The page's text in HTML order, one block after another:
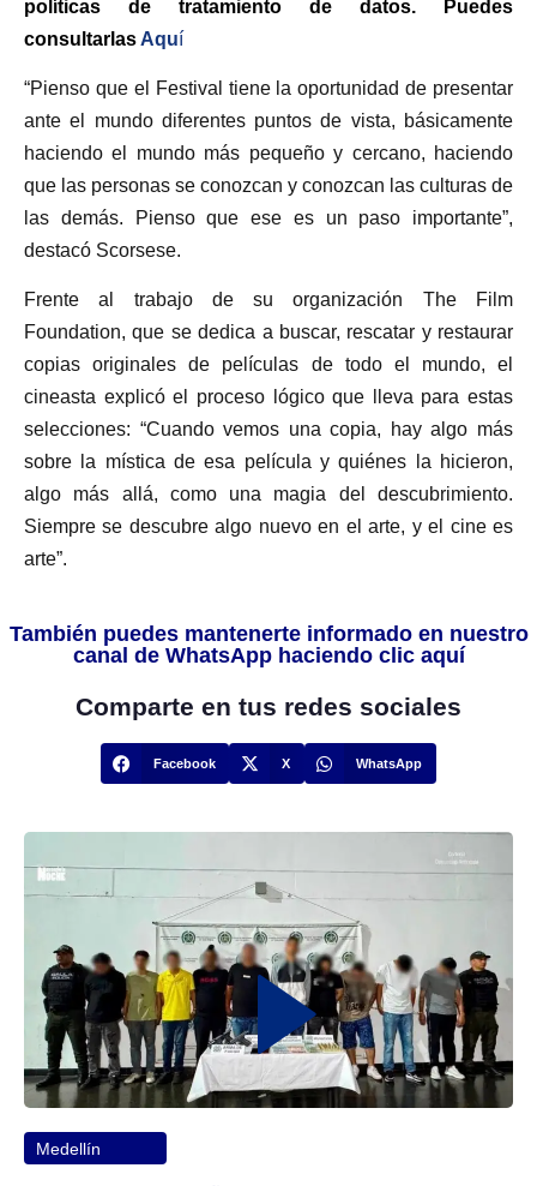
políticas de tratamiento de datos. Puedes
consultarlas Aquí
“Pienso que el Festival tiene la oportunidad de presentar
ante el mundo diferentes puntos de vista, básicamente
haciendo el mundo más pequeño y cercano, haciendo
que las personas se conozcan y conozcan las culturas de
las demás. Pienso que ese es un paso importante”,
destacó Scorsese.
Frente al trabajo de su organización The Film
Foundation, que se dedica a buscar, rescatar y restaurar
copias originales de películas de todo el mundo, el
cineasta explicó el proceso lógico que lleva para estas
selecciones: “Cuando vemos una copia, hay algo más
sobre la mística de esa película y quiénes la hicieron,
algo más allá, como una magia del descubrimiento.
Siempre se descubre algo nuevo en el arte, y el cine es
arte”.
También puedes mantenerte informado en nuestro
canal de WhatsApp haciendo clic aquí
Comparte en tus redes sociales
Facebook X WhatsApp
Medellín